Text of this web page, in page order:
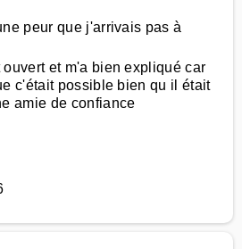
peur que j'arrivais pas à
et m'a bien expliqué car
c'était possible bien qu il était
amie de confiance